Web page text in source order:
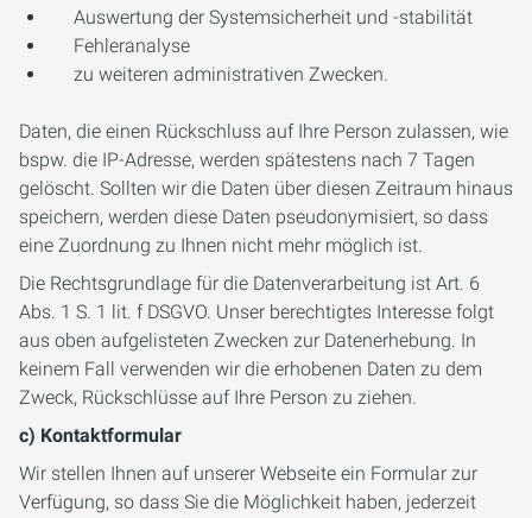
Auswertung der Systemsicherheit und -stabilität
Fehleranalyse
zu weiteren administrativen Zwecken.
Daten, die einen Rückschluss auf Ihre Person zulassen, wie
bspw. die IP-Adresse, werden spätestens nach 7 Tagen
gelöscht. Sollten wir die Daten über diesen Zeitraum hinaus
speichern, werden diese Daten pseudonymisiert, so dass
eine Zuordnung zu Ihnen nicht mehr möglich ist.
Die Rechtsgrundlage für die Datenverarbeitung ist Art. 6
Abs. 1 S. 1 lit. f DSGVO. Unser berechtigtes Interesse folgt
aus oben aufgelisteten Zwecken zur Datenerhebung. In
keinem Fall verwenden wir die erhobenen Daten zu dem
Zweck, Rückschlüsse auf Ihre Person zu ziehen.
c) Kontaktformular
Wir stellen Ihnen auf unserer Webseite ein Formular zur
Verfügung, so dass Sie die Möglichkeit haben, jederzeit